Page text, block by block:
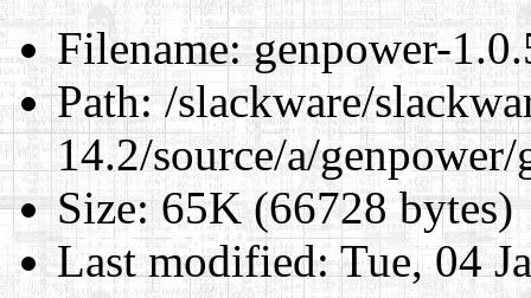
Filename:genpower-
Path:/slackware/
14.2/source/a/
Size:65K (66728 bytes)
Last modified:Tue, 04